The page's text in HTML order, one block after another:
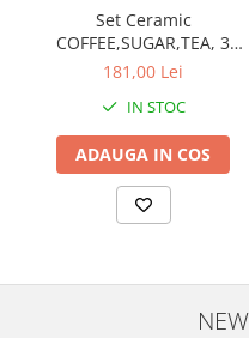
Set Ceramic
COFFEE,SUGAR,TEA, 3
recipiente
181,00 Lei
IN STOC
ADAUGA IN COS